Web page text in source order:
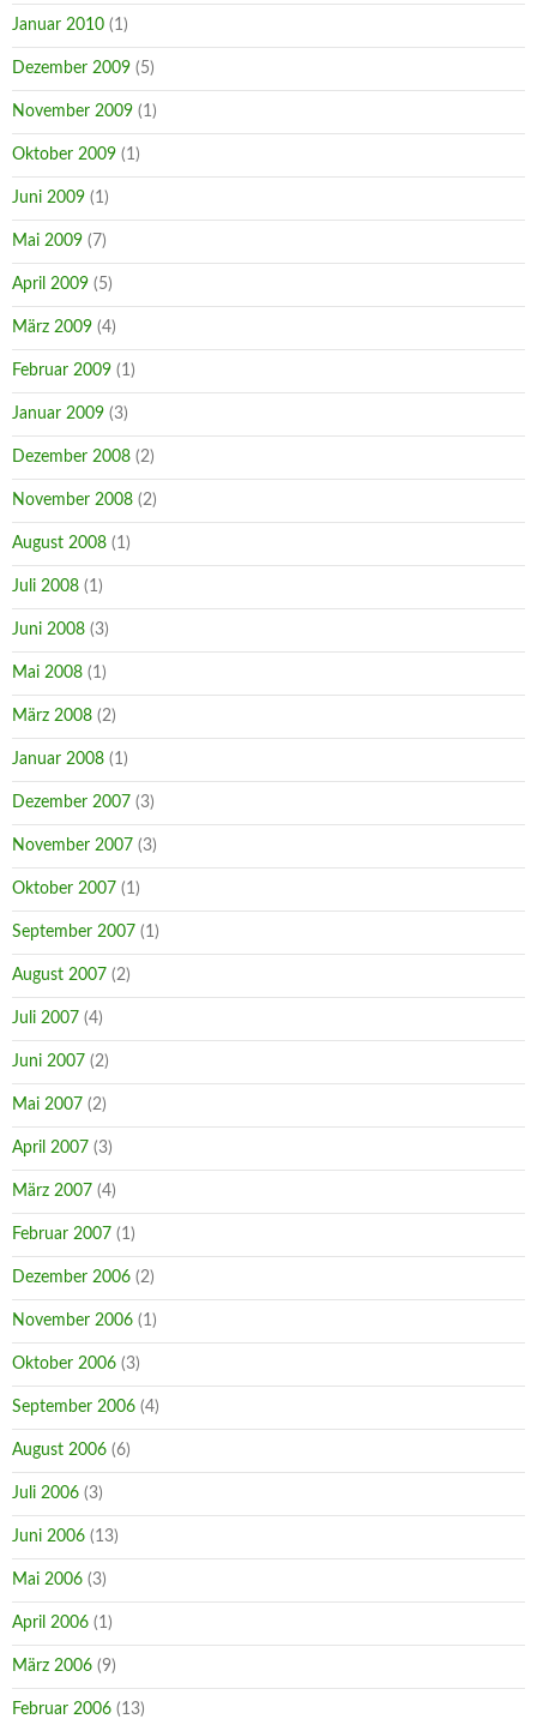
Januar 2010 (1)
Dezember 2009 (5)
November 2009 (1)
Oktober 2009 (1)
Juni 2009 (1)
Mai 2009 (7)
April 2009 (5)
März 2009 (4)
Februar 2009 (1)
Januar 2009 (3)
Dezember 2008 (2)
November 2008 (2)
August 2008 (1)
Juli 2008 (1)
Juni 2008 (3)
Mai 2008 (1)
März 2008 (2)
Januar 2008 (1)
Dezember 2007 (3)
November 2007 (3)
Oktober 2007 (1)
September 2007 (1)
August 2007 (2)
Juli 2007 (4)
Juni 2007 (2)
Mai 2007 (2)
April 2007 (3)
März 2007 (4)
Februar 2007 (1)
Dezember 2006 (2)
November 2006 (1)
Oktober 2006 (3)
September 2006 (4)
August 2006 (6)
Juli 2006 (3)
Juni 2006 (13)
Mai 2006 (3)
April 2006 (1)
März 2006 (9)
Februar 2006 (13)